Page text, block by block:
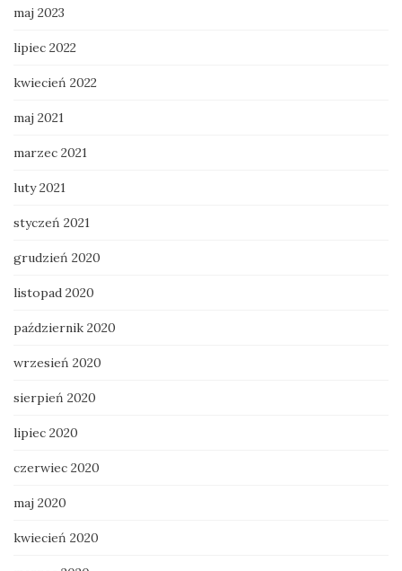
maj 2023
lipiec 2022
kwiecień 2022
maj 2021
marzec 2021
luty 2021
styczeń 2021
grudzień 2020
listopad 2020
październik 2020
wrzesień 2020
sierpień 2020
lipiec 2020
czerwiec 2020
maj 2020
kwiecień 2020